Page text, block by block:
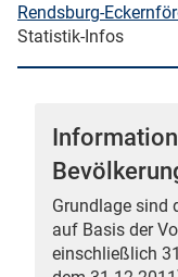
starten
Rendsburg-
Statistik-Infos
Grundlage sind
auf Basis der
einschließlich